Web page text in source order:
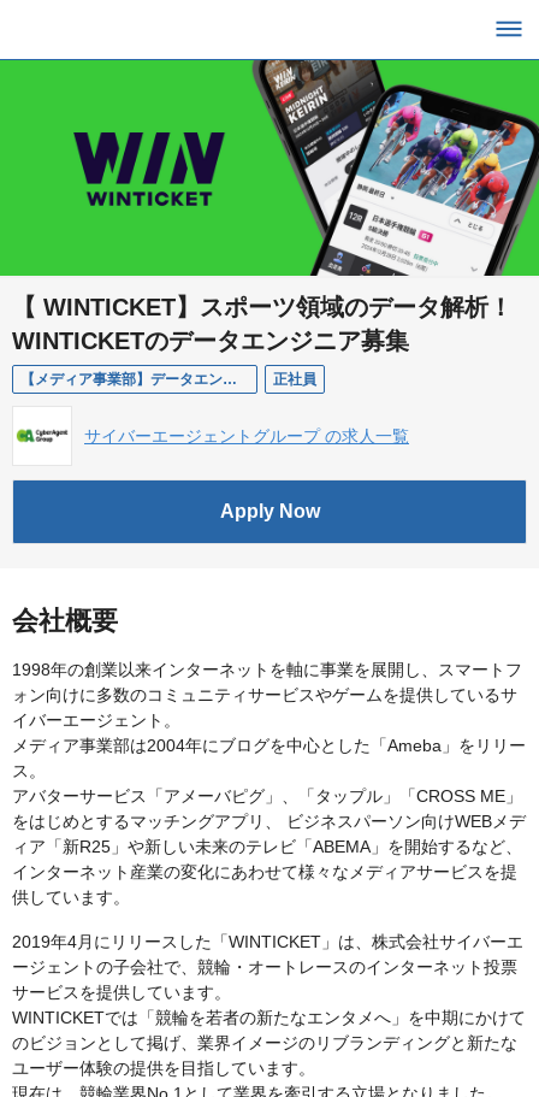
【 WINTICKET】スポーツ領域のデータ解析！
WINTICKETのデータエンジニア募集
【メディア事業部】データエンジニア/ WINTICKET 正社員
サイバーエージェントグループ の求人一覧
Apply Now
会社概要
1998年の創業以来インターネットを軸に事業を展開し、スマートフ
ォン向けに多数のコミュニティサービスやゲームを提供しているサ
イバーエージェント。
メディア事業部は2004年にブログを中心とした「Ameba」をリリー
ス。
アバターサービス「アメーバピグ」、「タップル」「CROSS ME」
をはじめとするマッチングアプリ、 ビジネスパーソン向けWEBメデ
ィア「新R25」や新しい未来のテレビ「ABEMA」を開始するなど、
インターネット産業の変化にあわせて様々なメディアサービスを提
供しています。
2019年4月にリリースした「WINTICKET」は、株式会社サイバーエ
ージェントの子会社で、競輪・オートレースのインターネット投票
サービスを提供しています。
WINTICKETでは「競輪を若者の新たなエンタメへ」を中期にかけて
のビジョンとして掲げ、業界イメージのリブランディングと新たな
ユーザー体験の提供を目指しています。